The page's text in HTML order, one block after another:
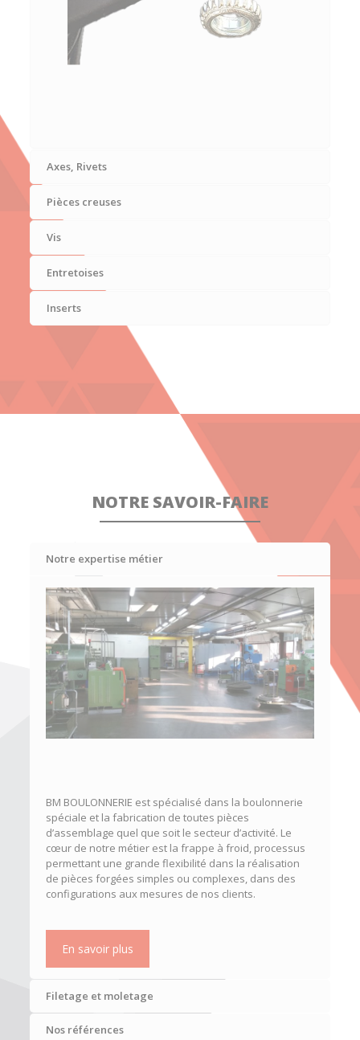
Axes, Rivets
Pièces creuses
Vis
Entretoises
Inserts
NOTRE SAVOIR-FAIRE
Notre expertise métier
BM BOULONNERIE est spécialisé dans la boulonnerie
spéciale et la fabrication de toutes pièces
d’assemblage quel que soit le secteur d’activité. Le
cœur de notre métier est la frappe à froid, processus
permettant une grande flexibilité dans la réalisation
de pièces forgées simples ou complexes, dans des
configurations aux mesures de nos clients.
En savoir plus
Filetage et moletage
Nos références